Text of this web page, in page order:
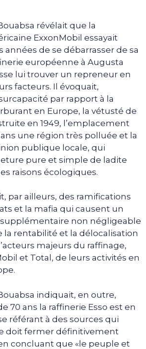
révélait que la
ExxonMobil essayait
de se débarrasser de sa
européenne à Augusta
lui trouver un repreneur en
facteurs. Il évoquait,
par rapport à la
en Europe, la vétusté de
en 1949, l’emplacement
une région très polluée et la
publique locale, qui
pure et simple de ladite
raisons écologiques.
par ailleurs, des ramifications
et la mafia qui causent un
non négligeable
rentabilité et la délocalisation
majeurs du raffinage,
et Total, de leurs activités en
indiquait, en outre,
70 ans la raffinerie Esso est en
référant à des sources qui
doit fermer définitivement
concluant que «le peuple et